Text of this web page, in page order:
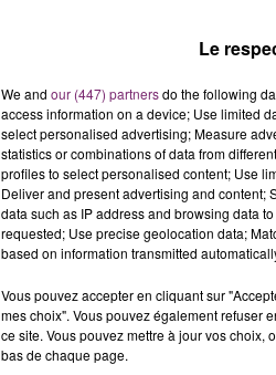
Le
We and our (447) partnersdo the following
access information on a device; Use limited
select personalised advertising; Measure
statistics or combinations of data from
profiles to select personalised content; Use
Deliver and present advertising and content;
data such as IP address and browsing data
requested; Use precise geolocation data;
based on information transmitted
Vous pouvez accepter en cliquant sur
mes choix". Vous pouvez également refuser
ce site. Vous pouvez mettre à jour vos choix,
bas de chaque page.